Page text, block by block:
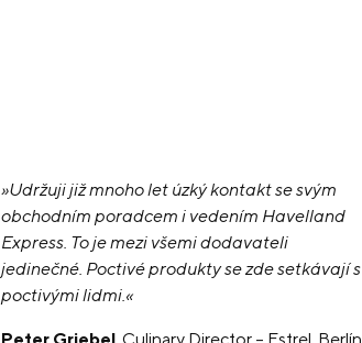
»Udržuji již mnoho let úzký kontakt se svým
obchodním poradcem i vedením Havelland
Express. To je mezi všemi dodavateli
jedinečné. Poctivé produkty se zde setkávají s
poctivými lidmi.«